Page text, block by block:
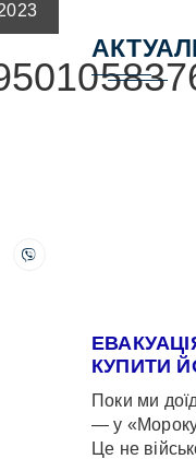
КУПИТИ
Поки ми
— у
Це не